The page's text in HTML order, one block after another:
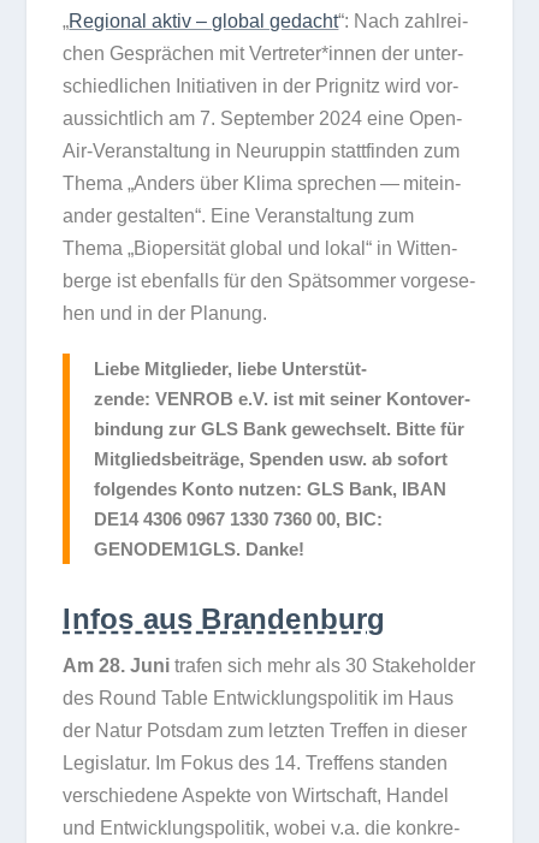
„Regio­nal aktiv – glo­bal gedacht“: Nach zahl­rei­
chen Gesprä­chen mit Vertreter*innen der unter­
schied­li­chen Initia­ti­ven in der Pri­g­nitz wird vor­
aus­sicht­lich am 7. Sep­tem­ber 2024 eine Open-
Air-Ver­an­stal­tung in Neu­rup­pin statt­fin­den zum
Thema „Anders über Klima spre­chen — mit­ein­
an­der gestal­ten“. Eine Ver­an­stal­tung zum
Thema „Bio­per­si­tät glo­bal und lokal“ in Wit­ten­
berge ist eben­falls für den Spät­som­mer vor­ge­se­
hen und in der Planung.
Liebe Mit­glie­der, liebe Unter­stüt­
zende: VENROB e.V. ist mit sei­ner Kon­to­ver­
bin­dung zur GLS Bank gewech­selt. Bitte für
Mit­glieds­bei­träge, Spen­den usw. ab sofort
fol­gen­des Konto nut­zen: GLS Bank, IBAN
DE14 4306 0967 1330 7360 00, BIC:
GENODEM1GLS. Danke!
Infos aus Brandenburg
Am 28. Junitra­fen sich mehr als 30 Stake­hol­der
des Round Table Ent­wick­lungs­po­li­tik im Haus
der Natur Pots­dam zum letz­ten Tref­fen in die­ser
Legis­la­tur. Im Fokus des 14. Tref­fens stan­den
ver­schie­dene Aspekte von Wirt­schaft, Han­del
und Ent­wick­lungs­po­li­tik, wobei v.a. die kon­kre­